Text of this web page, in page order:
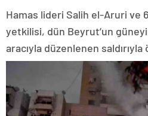
Hamas lideri Salih el-Aruri ve
yetkilisi, dün Beyrut’un
aracıyla düzenlenen